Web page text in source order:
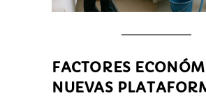
FACTORES
NUEVAS